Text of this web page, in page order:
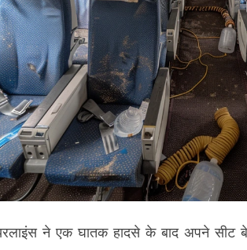
ने एक घातक हादसे के बाद अपने